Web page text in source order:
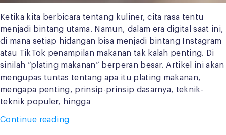
Ketika kita berbicara tentang kuliner, cita rasa tentu
menjadi bintang utama. Namun, dalam era digital saat ini,
di mana setiap hidangan bisa menjadi bintang Instagram
atau TikTok penampilan makanan tak kalah penting. Di
sinilah “plating makanan” berperan besar. Artikel ini akan
mengupas tuntas tentang apa itu plating makanan,
mengapa penting, prinsip-prinsip dasarnya, teknik-
teknik populer, hingga
Continue reading“Trik